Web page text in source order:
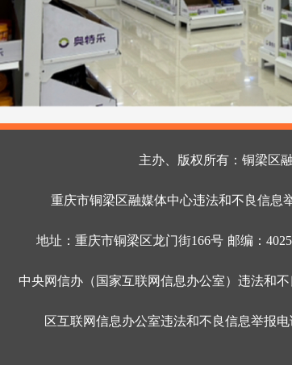
主办、版权所有：铜梁区
重庆市铜梁区融媒体中心违法和不良信息
地址：重庆市铜梁区龙门街166号 邮编：
中央网信办（国家互联网信息办公室）违法和
区互联网信息办公室违法和不良信息举报电